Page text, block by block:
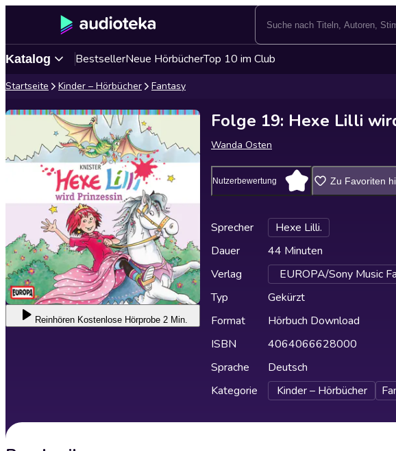
Katalog BestsellerNeue HörbücherTop 10 im Club
Startseite Kinder – Hörbücher Fantasy
Reinhören Kostenlose Hörprobe 2 Min.
Folge 19: Hexe Lilli
Wanda Osten
Nutzerbewertung Zu Favoriten
Sprecher
Hexe Lilli.
Dauer
44 Minuten
Verlag
EUROPA/Sony Music
Typ
Gekürzt
Format
Hörbuch Download
ISBN
4064066628000
Sprache
Deutsch
Kategorie
Kinder – Hörbücher